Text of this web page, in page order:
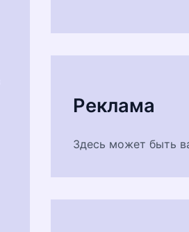
Реклама
Здесь может быть